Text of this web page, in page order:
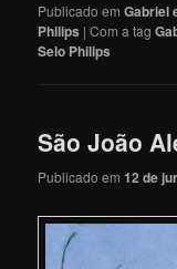
Publicado em Gabriel
Philips |Com a tag
Selo Philips
São João
Publicado em12 de